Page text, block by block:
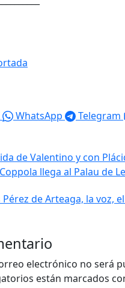
WhatsApp Telegram
de Valentino y con
llega al Palau de
Pérez de Arteaga, la voz,
electrónico no será
están marcados